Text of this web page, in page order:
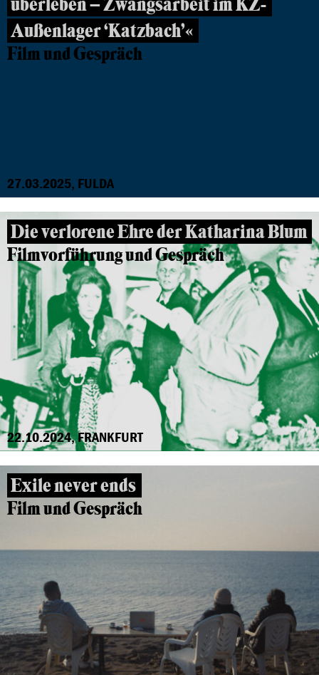
Außenlager ‘Katzbach’«
Film und Gespräch
27.03.2025, FULDA
Die verlorene Ehre der Katharina Blum
Filmvorführung und Gespräch
22.10.2024, FRANKFURT
Exile never ends
Film und Gespräch